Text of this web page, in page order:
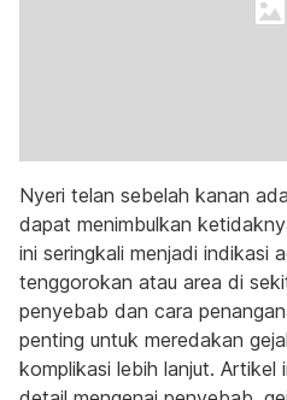
Nyeri telan sebelah kanan
dapat menimbulkan
ini seringkali menjadi indikasi
tenggorokan atau area di
penyebab dan cara
penting untuk meredakan
komplikasi lebih lanjut. Artikel